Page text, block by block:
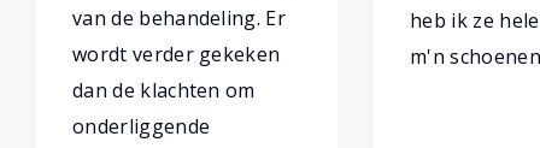
van de behandeling. Er
wordt verder gekeken
dan de klachten om
onderliggende
heb ik ze
m'n